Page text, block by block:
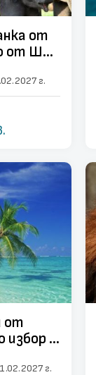
от
от Шри
г.
от
избор -
г.